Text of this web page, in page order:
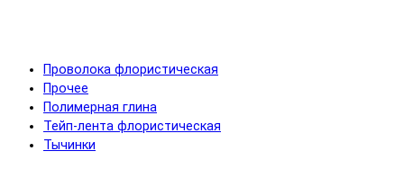
Проволока флористическая
Прочее
Полимерная глина
Тейп-лента флористическая
Тычинки